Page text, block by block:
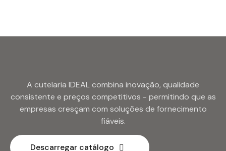
A cutelaria IDEAL combina inovação, qualidade
consistente e preços competitivos - permitindo que as
empresas cresçam com soluções de fornecimento
fiáveis.
Descarregar catálogo